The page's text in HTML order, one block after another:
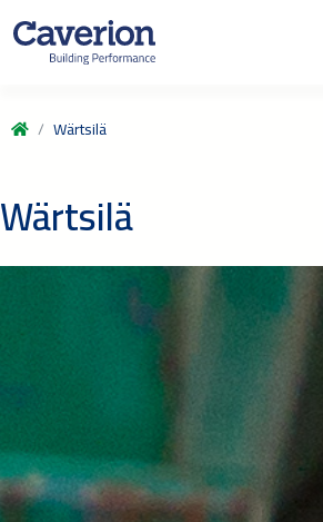
Wärtsilä
Wärtsilä